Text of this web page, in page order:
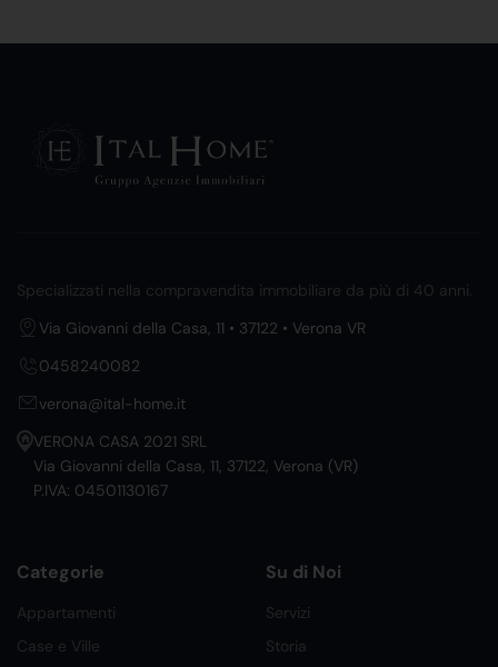
Specializzati nella compravendita immobiliare da più di 40 anni.
Via Giovanni della Casa, 11 • 37122 • Verona VR
0458240082
verona@ital-home.it
VERONA CASA 2021 SRL
Via Giovanni della Casa, 11, 37122, Verona (VR)
P.IVA: 04501130167
Categorie
Appartamenti
Case e Ville
Su di Noi
Servizi
Storia